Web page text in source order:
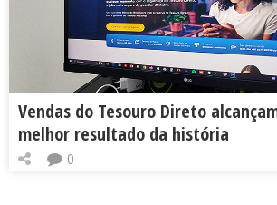
Vendas do Tesouro Direto
melhor resultado da história
0